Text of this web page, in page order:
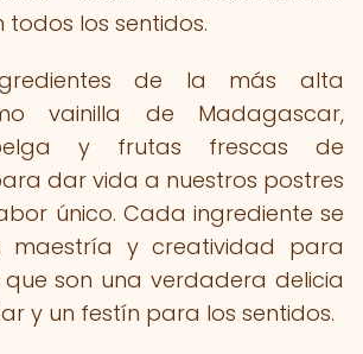
todos los sentidos.
de la más alta
vainilla de Madagascar,
y frutas frescas de
dar vida a nuestros postres
único. Cada ingrediente se
maestría y creatividad para
son una verdadera delicia
y un festín para los sentidos.